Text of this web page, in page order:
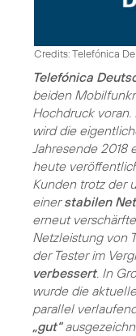
Credits: Telefónica
Telefónica
beiden
Hochdruck
wird die
Jahresende 2018
heute
Kunden trotz der
einerstabilen
erneut
Netzleistung von
der Tester im
verbessert. In
wurde die
parallel
„gut“